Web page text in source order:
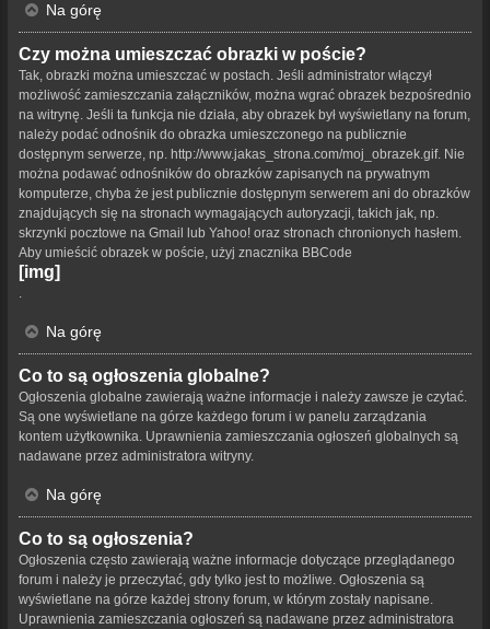
Na górę
Czy można umieszczać obrazki w poście?
Tak, obrazki można umieszczać w postach. Jeśli administrator włączył
możliwość zamieszczania załączników, można wgrać obrazek bezpośrednio
na witrynę. Jeśli ta funkcja nie działa, aby obrazek był wyświetlany na forum,
należy podać odnośnik do obrazka umieszczonego na publicznie
dostępnym serwerze, np. http://www.jakas_strona.com/moj_obrazek.gif. Nie
można podawać odnośników do obrazków zapisanych na prywatnym
komputerze, chyba że jest publicznie dostępnym serwerem ani do obrazków
znajdujących się na stronach wymagających autoryzacji, takich jak, np.
skrzynki pocztowe na Gmail lub Yahoo! oraz stronach chronionych hasłem.
Aby umieścić obrazek w poście, użyj znacznika BBCode
[img]
.
Na górę
Co to są ogłoszenia globalne?
Ogłoszenia globalne zawierają ważne informacje i należy zawsze je czytać.
Są one wyświetlane na górze każdego forum i w panelu zarządzania
kontem użytkownika. Uprawnienia zamieszczania ogłoszeń globalnych są
nadawane przez administratora witryny.
Na górę
Co to są ogłoszenia?
Ogłoszenia często zawierają ważne informacje dotyczące przeglądanego
forum i należy je przeczytać, gdy tylko jest to możliwe. Ogłoszenia są
wyświetlane na górze każdej strony forum, w którym zostały napisane.
Uprawnienia zamieszczania ogłoszeń są nadawane przez administratora